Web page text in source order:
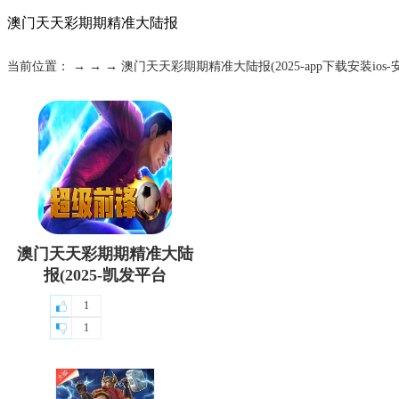
澳门天天彩期期精准大陆报
当前位置： → → → 澳门天天彩期期精准大陆报(2025-app下载安装ios-
澳门天天彩期期精准大陆
报(2025-凯发平台
1
1